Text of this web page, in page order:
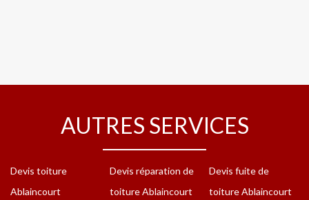
AUTRES SERVICES
Devis toiture
Ablaincourt
Devis réparation de
toiture Ablaincourt
Devis fuite de
toiture Ablaincourt